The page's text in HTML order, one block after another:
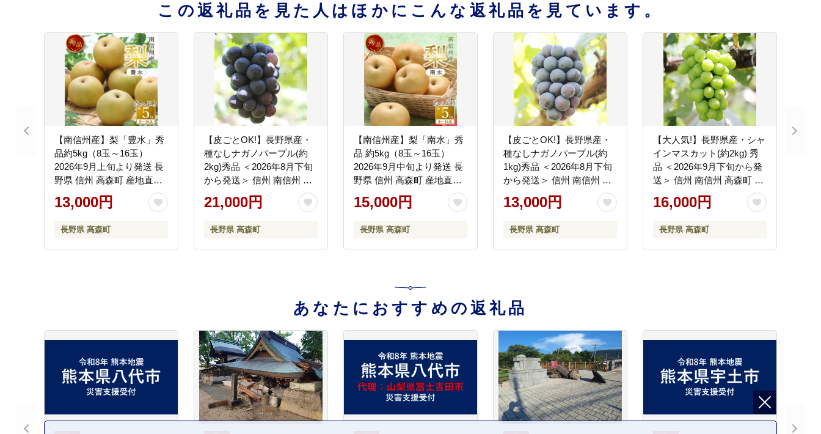
この返礼品を見た人はほかにこんな返礼品を見ています。
【南信州産】梨「豊水」秀
品約5kg（8玉～16玉）
2026年9月上旬より発送 長
野県 信州 高森町 産地直送
果物 くだもの なし ナシ 和
梨 旬 旬の果物 旬の梨 ギフ
信州
13,000円
長野県 高森町
【皮ごとOK!】長野県産・
種なしナガノパープル(約
2kg)秀品 ＜2026年8月下旬
から発送＞ 信州 南信州 高
森町 産地直送 果物 くだも
の ぶどう 旬のぶどう パー
21,000円
長野県 高森町
【南信州産】梨「南水」秀
品 約5kg（8玉～16玉）
2026年9月中旬より発送 長
野県 信州 高森町 産地直送
果物 くだもの なし ナシ 和
梨 旬 旬の果物 旬の梨 なん
信州
15,000円
長野県 高森町
【皮ごとOK!】長野県産・
種なしナガノパープル(約
1kg)秀品 ＜2026年8月下旬
から発送＞ 信州 南信州 高
森町 産地直送 果物 くだも
の ぶどう 旬のぶどう パー
13,000円
長野県 高森町
【大人気!】長野県産・シャ
インマスカット(約2kg) 秀
品 ＜2026年9月下旬から発
送＞ 信州 南信州 高森町 産
地直送 果物 くだもの ぶど
う 旬のぶどう シャイン 山
16,000円
長野県 高森町
あなたにおすすめの返礼品